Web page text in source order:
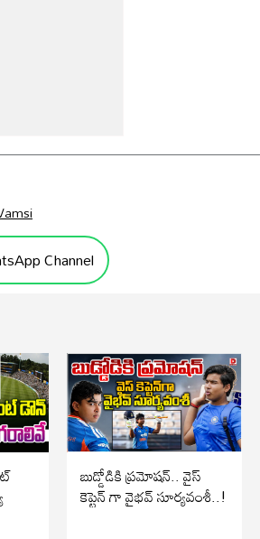
Channel
బుడ్డోడికి ప్రమోషన్.. వైస్
కెప్టెన్ గా వైభవ్ సూర్యవంశీ..!